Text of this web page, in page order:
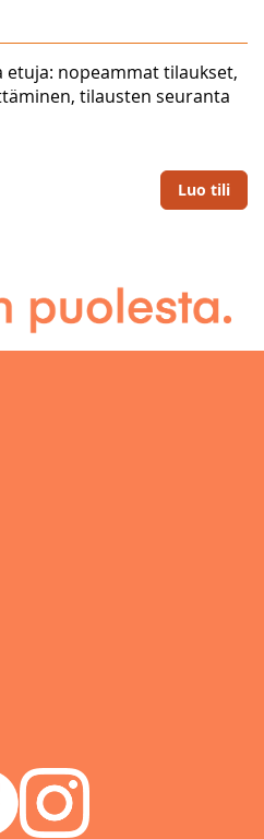
nopeammat tilaukset,
tilausten seuranta
Luo tili